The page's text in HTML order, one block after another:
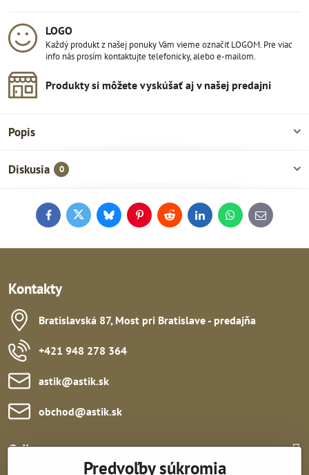
LOGO
Každý produkt z našej ponuky Vám vieme označiť LOGOM. Pre viac
info nás prosím kontaktujte telefonicky, alebo e-mailom.
Produkty si môžete vyskúšať aj v našej predajni
Popis
Diskusia 0
FacebookTwitterBlueskyPinterestReddit LinkedInWhatsApp
E-
mail
Kontakty
Bratislavská 87, Most pri Bratislave - predajňa
+421 948 278 364
astik​@astik​.sk
obchod​@astik​.sk
Odkazy:
Predvoľby súkromia